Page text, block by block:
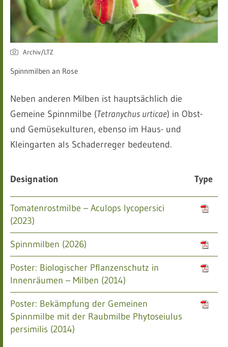
Archiv/LTZ
Spinnmilben an Rose
Neben anderen Milben ist hauptsächlich die
Gemeine Spinnmilbe (Tetranychus urticae) in Obst-
und Gemüsekulturen, ebenso im Haus- und
Kleingarten als Schaderreger bedeutend.
Designation Type
Tomatenrostmilbe – Aculops lycopersici
(2023)
Spinnmilben (2026)
Poster: Biologischer Pflanzenschutz in
Innenräumen – Milben (2014)
Poster: Bekämpfung der Gemeinen
Spinnmilbe mit der Raubmilbe Phytoseiulus
persimilis (2014)